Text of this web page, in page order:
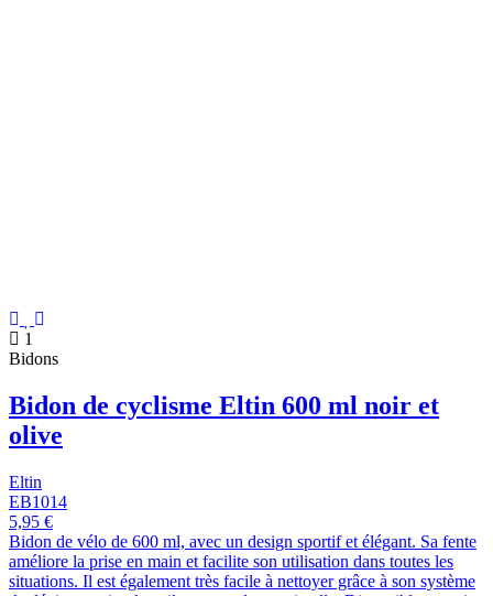
1
Bidons
Bidon de cyclisme Eltin 600 ml noir et
olive
Eltin
EB1014
5,95 €
Bidon de vélo de 600 ml, avec un design sportif et élégant. Sa fente
améliore la prise en main et facilite son utilisation dans toutes les
situations. Il est également très facile à nettoyer grâce à son système